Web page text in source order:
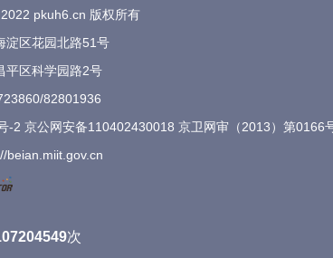
pkuh6.cn 版权所有
淀区花园北路51号
平区科学园路2号
/82801936
-2 京公网安备110402430018 京卫网审（2013）第0166
beian.miit.gov.cn
次